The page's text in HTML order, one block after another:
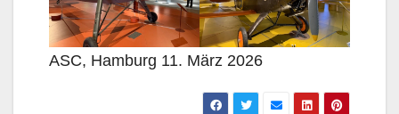
ASC, Hamburg 11. März 2026